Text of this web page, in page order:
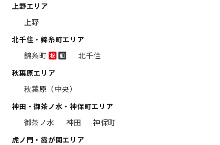
上野エリア
上野
北千住・錦糸町エリア
錦糸町 祝 個 北千住
秋葉原エリア
秋葉原（中央）
神田・御茶ノ水・神保町エリア
御茶ノ水 神田 神保町
虎ノ門・霞が関エリア